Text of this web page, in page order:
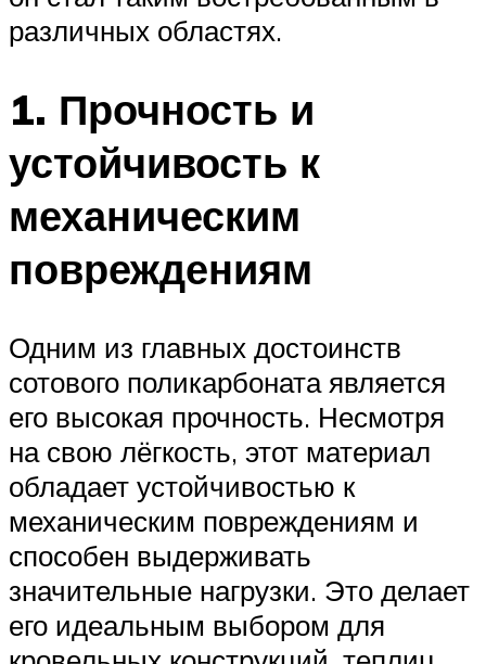
различных областях.
1. Прочность и
устойчивость к
механическим
повреждениям
Одним из главных достоинств
сотового поликарбоната является
его высокая прочность. Несмотря
на свою лёгкость, этот материал
обладает устойчивостью к
механическим повреждениям и
способен выдерживать
значительные нагрузки. Это делает
его идеальным выбором для